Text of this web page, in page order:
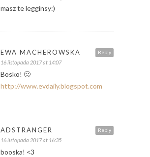
masz te legginsy:)
Reply
EWA MACHEROWSKA
16 listopada 2017 at 14:07
Bosko! 🙂
http://www.evdaily.blogspot.com
Reply
ADSTRANGER
16 listopada 2017 at 16:35
booska! <3